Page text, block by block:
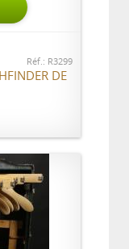
Réf.: R3299
DE